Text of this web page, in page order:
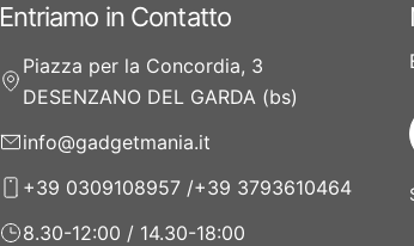
Entriamo in Contatto
Piazza per la Concordia, 3
DESENZANO DEL GARDA (bs)
info@gadgetmania.it
+39 0309108957 /+39 3793610464
8.30-12:00 / 14.30-18:00